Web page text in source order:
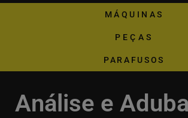
MÁQUINAS
PEÇAS
PARAFUSOS
Análise e